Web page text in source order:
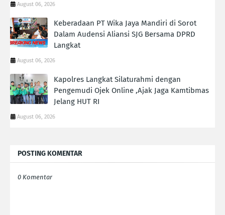
August 06, 2026
Keberadaan PT Wika Jaya Mandiri di Sorot
Dalam Audensi Aliansi SJG Bersama DPRD
Langkat
August 06, 2026
Kapolres Langkat Silaturahmi dengan
Pengemudi Ojek Online ,Ajak Jaga Kamtibmas
Jelang HUT RI
August 06, 2026
POSTING KOMENTAR
0 Komentar